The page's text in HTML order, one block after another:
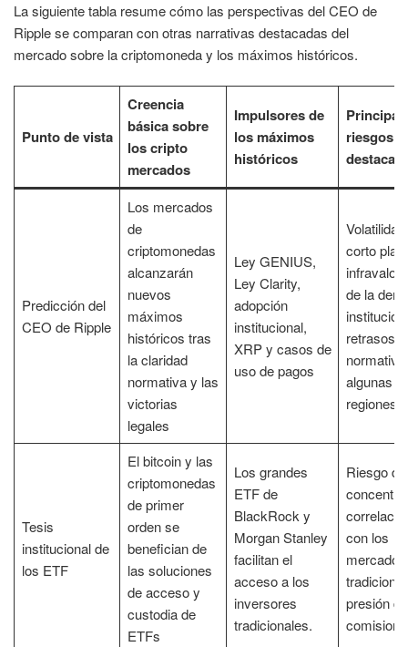
La siguiente tabla resume cómo las perspectivas del CEO de
Ripple se comparan con otras narrativas destacadas del
mercado sobre la criptomoneda y los máximos históricos.
Punto de vista
Creencia
básica sobre
los cripto
mercados
Impulsores de
los máximos
históricos
riesgos
Predicción del
CEO de Ripple
Los mercados
de
criptomonedas
alcanzarán
nuevos
máximos
históricos tras
la claridad
normativa y las
victorias
legales
Ley GENIUS,
Ley Clarity,
adopción
institucional,
XRP y casos de
uso de pagos
corto
de la
retrasos
algunas
regiones
Tesis
institucional de
los ETF
El bitcoin y las
criptomonedas
de primer
orden se
benefician de
las soluciones
de acceso y
custodia de
ETFs
Los grandes
ETF de
BlackRock y
Morgan Stanley
facilitan el
acceso a los
inversores
tradicionales.
Riesgo de
con los
mercados
presión